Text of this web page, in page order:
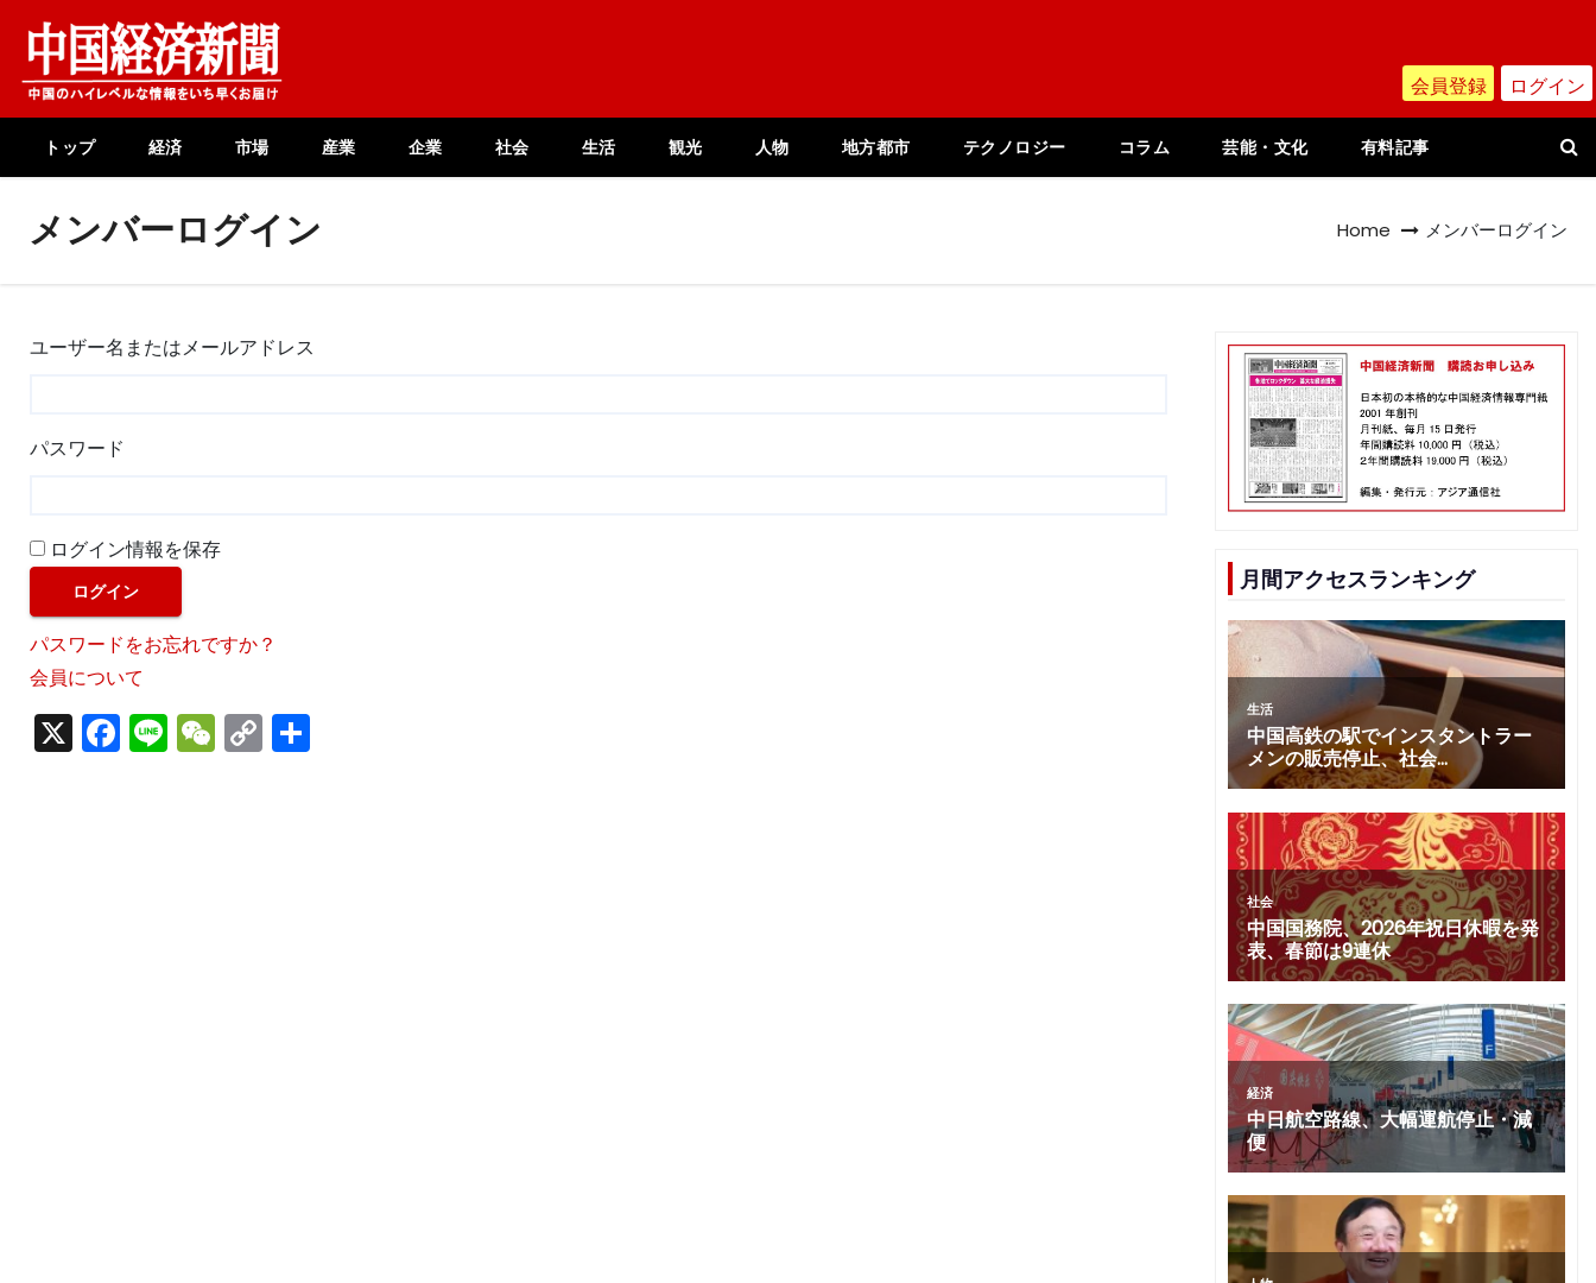
content
会員登録 ログイン
トップ 経済 市場 産業 企業 社会 生活 観光 人物 地方都市 テクノロジー コラム 芸能・文化 有料記事
メンバーログイン Home メンバーログイン
ユーザー名またはメールアドレス
パスワード
ログイン情報を保存
パスワードをお忘れですか？
会員について
X F
a
Li
n
W
e
C
o
月間アクセスランキング